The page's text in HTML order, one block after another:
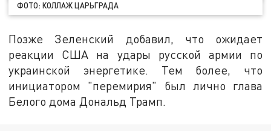
ФОТО: КОЛЛАЖ ЦАРЬГРАДА
Позже Зеленский добавил, что ожидает
реакции США на удары русской армии по
украинской энергетике. Тем более, что
инициатором "перемирия" был лично глава
Белого дома Дональд Трамп.